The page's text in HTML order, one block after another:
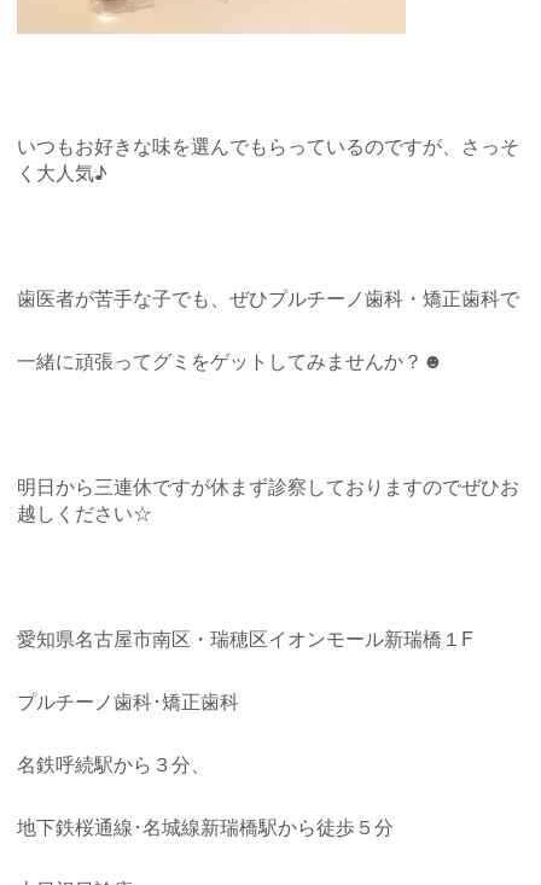
いつもお好きな味を選んでもらっているのですが、さっそ
く大人気♪
歯医者が苦手な子でも、ぜひプルチーノ歯科・矯正歯科で
一緒に頑張ってグミをゲットしてみませんか？☻
明日から三連休ですが休まず診察しておりますのでぜひお
越しください☆
愛知県名古屋市南区・瑞穂区イオンモール新瑞橋１F
プルチーノ歯科･矯正歯科
名鉄呼続駅から３分、
地下鉄桜通線･名城線新瑞橋駅から徒歩５分